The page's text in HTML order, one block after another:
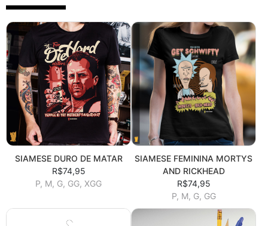
SIAMESE DURO DE MATAR
R$74,95
P, M, G, GG, XGG
SIAMESE FEMININA MORTYS
AND RICKHEAD
R$74,95
P, M, G, GG